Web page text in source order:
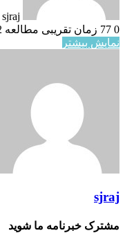
sjraj
0
زمان تقریبی مطالعه 2 دقیقه
نمایش بیشتر
sjraj
مشترک خبرنامه ما شوید